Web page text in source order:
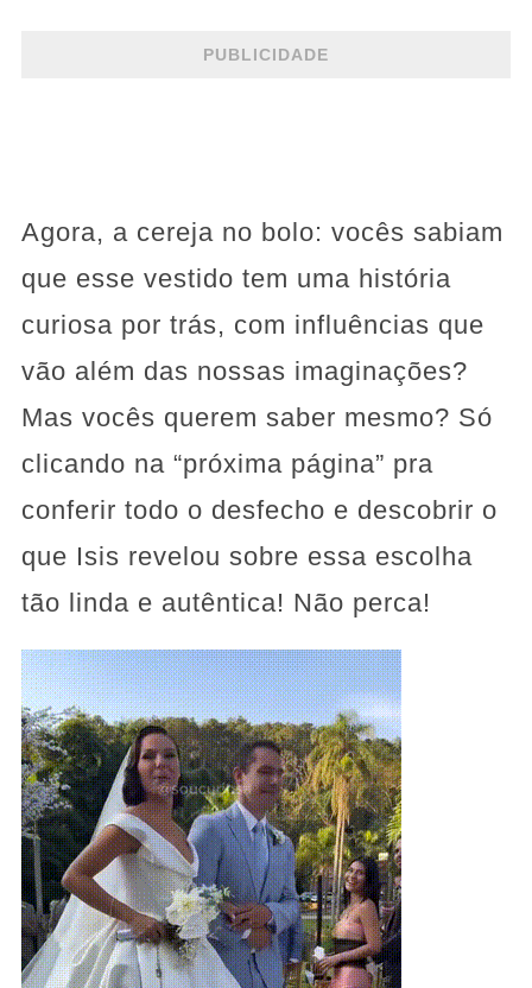
PUBLICIDADE
Agora, a cereja no bolo: vocês sabiam
que esse vestido tem uma história
curiosa por trás, com influências que
vão além das nossas imaginações?
Mas vocês querem saber mesmo? Só
clicando na “próxima página” pra
conferir todo o desfecho e descobrir o
que Isis revelou sobre essa escolha
tão linda e autêntica! Não perca!